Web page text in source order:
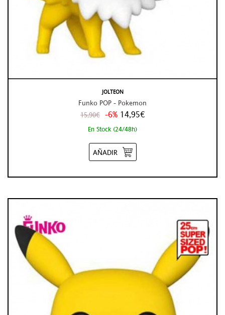
JOLTEON
Funko POP - Pokemon
15,90€ -6% 14,95€
En Stock (24/48h)
AÑADIR